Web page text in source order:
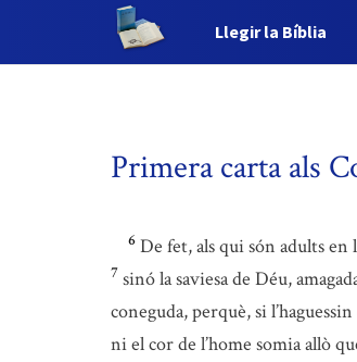
Llegir la Bíblia
Primera carta als
6 De fet, als qui són adults en
7 sinó la saviesa de Déu,
coneguda, perquè, si
ni el cor de l’home somia allò